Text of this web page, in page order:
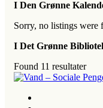
I Den Grønne
Sorry, no listings were
I Det Grønne
Found 11 resultater